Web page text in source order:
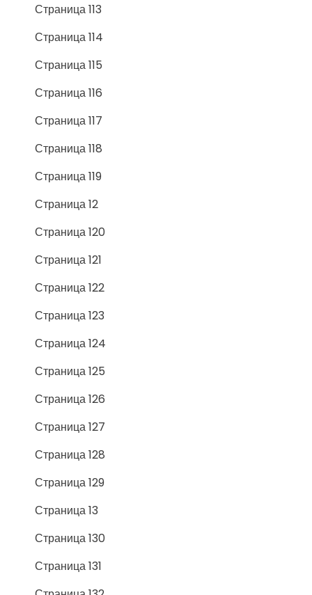
Страница 113
Страница 114
Страница 115
Страница 116
Страница 117
Страница 118
Страница 119
Страница 12
Страница 120
Страница 121
Страница 122
Страница 123
Страница 124
Страница 125
Страница 126
Страница 127
Страница 128
Страница 129
Страница 13
Страница 130
Страница 131